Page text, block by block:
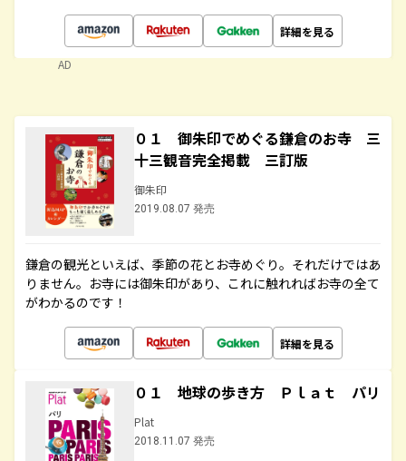
詳細を見る
AD
０１ 御朱印でめぐる鎌倉のお寺 三
十三観音完全掲載 三訂版
御朱印
2019.08.07 発売
鎌倉の観光といえば、季節の花とお寺めぐり。それだけではあ
りません。お寺には御朱印があり、これに触れればお寺の全て
がわかるのです！
詳細を見る
０１ 地球の歩き方 Ｐｌａｔ パリ
Plat
2018.11.07 発売